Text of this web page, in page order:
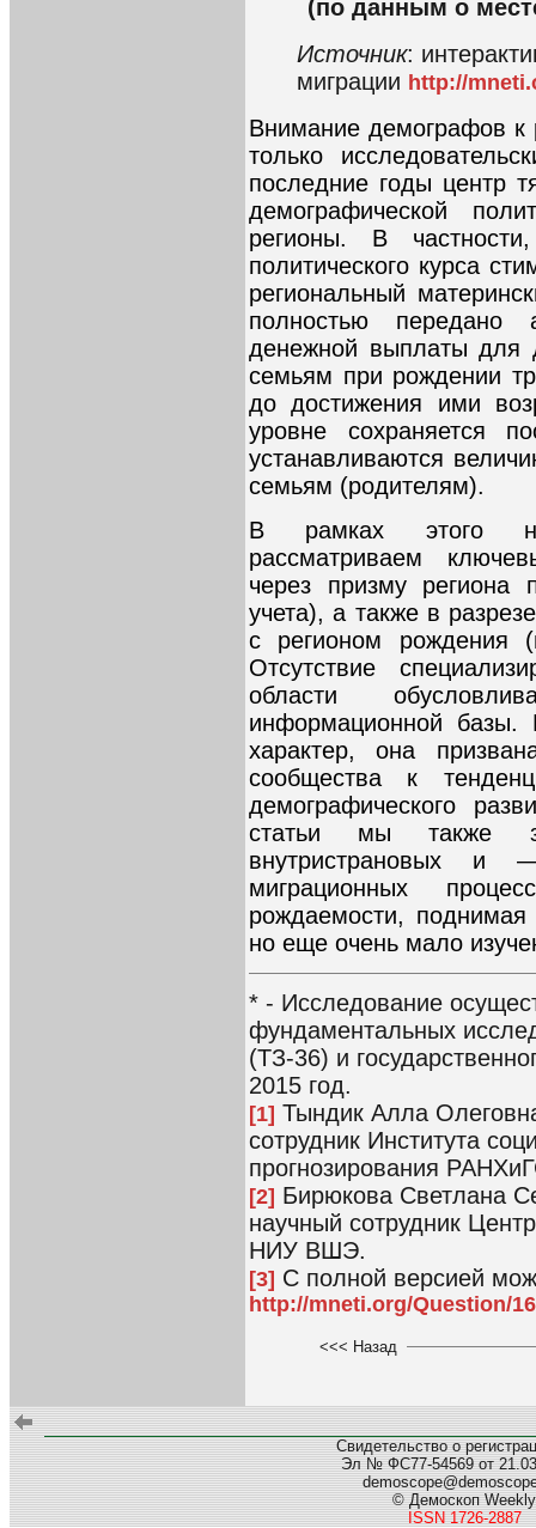
(по данным о
Источник:
миграции http://
Внимание демографов к
только
последние годы центр
демографической
регионы. В
политического курса
региональный
полностью передано
денежной выплаты для
семьям при рождении
до достижения ими
уровне сохраняется
устанавливаются
семьям (родителям).
В рамках этого
рассматриваем
через призму региона
учета), а также в
с регионом рождения
Отсутствие
области
информационной базы.
характер, она
сообщества к
демографического
статьи мы также
внутристрановых
миграционных
рождаемости,
но еще очень мало
* - Исследование
фундаментальных
(ТЗ-36) и
2015 год.
[1] Тындик Алла
сотрудник Института
прогнозирования
[2] Бирюкова Светлана
научный сотрудник
НИУ ВШЭ.
[3] С полной версией
http://mneti.org/Question/16
<<< Назад
Свидетельство о
Эл № ФС77-54569 от
© Демоскоп Weekly
ISSN 1726-2887